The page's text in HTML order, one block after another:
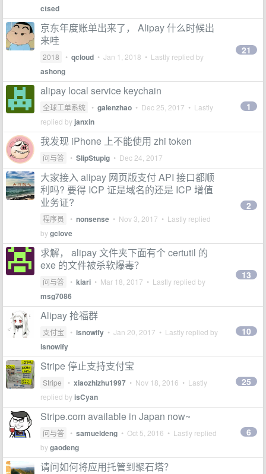
ctsed
京东年度账单出来了， Alipay 什么时候出
来哇
2018 • qcloud • Jan 1, 2018 • Lastly replied by
ashong
21
alipay local service keychain
全球工单系统 • galenzhao • Dec 25, 2017 • Lastly
replied by janxin
1
我发现 iPhone 上不能使用 zhi token
问与答 • SlipStupig • Dec 24, 2017
大家接入 alipay 网页版支付 API 接口都顺
利吗? 要得 ICP 证是域名的还是 ICP 增值
业务证?
程序员 • nonsense • Nov 3, 2017 • Lastly replied
bygclove
2
求解， alipay 文件夹下面有个 certutil 的
exe 的文件被杀软爆毒？
问与答 • kiari • Mar 18, 2017 • Lastly replied by
msg7086
13
Alipay 抢福群
支付宝 • isnowify • Jan 20, 2017 • Lastly replied by
isnowify
10
Stripe 停止支持支付宝
Stripe • xiaozhizhu1997 • Nov 18, 2016 • Lastly
replied byisCyan
25
Stripe.com available in Japan now~
问与答 • samueldeng • Oct 5, 2016 • Lastly replied
bygaodeng
6
请问如何将应用托管到聚石塔？